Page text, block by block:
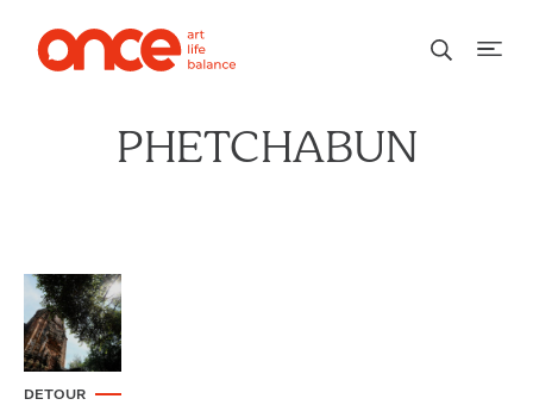
PHETCHABUN
DETOUR